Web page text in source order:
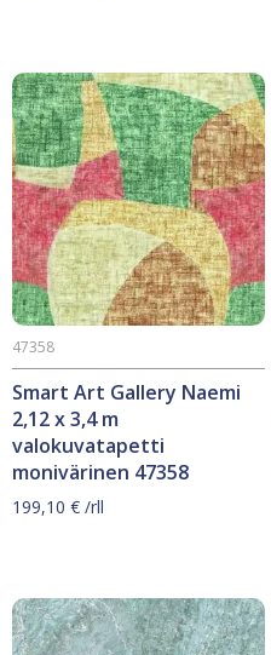
Smart Art Gallery Naemi
2,12 x 3,4 m
valokuvatapetti
monivärinen 47358
47358
199,10 € /rll